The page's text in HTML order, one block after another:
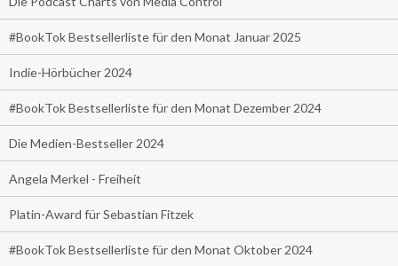
#BookTok Bestsellerliste für den Monat Januar 2025
Indie-Hörbücher 2024
#BookTok Bestsellerliste für den Monat Dezember 2024
Die Medien-Bestseller 2024
Angela Merkel - Freiheit
Platin-Award für Sebastian Fitzek
#BookTok Bestsellerliste für den Monat Oktober 2024